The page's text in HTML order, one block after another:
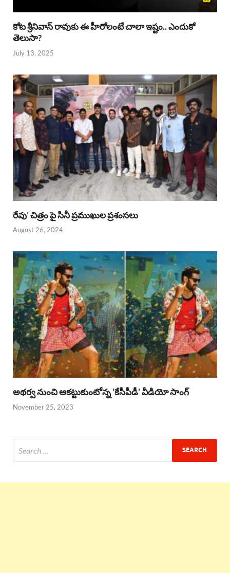
కోట శ్రీనివాస్ రావుకు ఈ హీరోలంటే చాలా ఇష్టం.. ఎందుకో
తెలుసా?
July 13, 2025
రేవు’ చిత్రం పై సినీ ప్రముఖుల ప్రశంసలు
August 26, 2024
అథర్వ నుంచి ఆకట్టుకుంటోన్న ‘కేసీపీడీ’ వీడియో సాంగ్
November 25, 2023